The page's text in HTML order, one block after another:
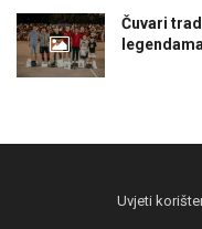
Čuvari
Uvjeti